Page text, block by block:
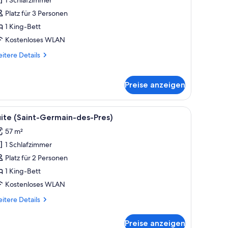
Platz für 3 Personen
1 King-Bett
Kostenloses WLAN
Details
Preise anzeigen
Tisch mit Blumen in einer Vase und zwei Stühle.Ein modernes Wohnzimmer mit einem
7 (Saint-Germain-des-Pres)
57 m²
1 Schlafzimmer
Platz für 2 Personen
1 King-Bett
Kostenloses WLAN
Details
Preise anzeigen